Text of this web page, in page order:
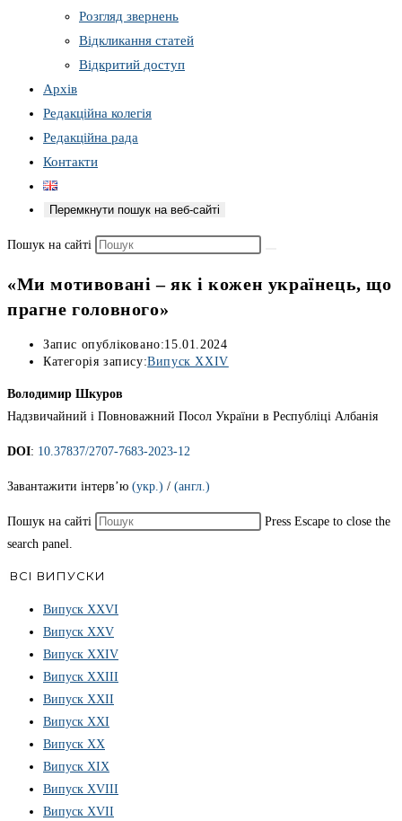
Розгляд звернень
Відкликання статей
Відкритий доступ
Архів
Редакційна колегія
Редакційна рада
Контакти
Перемкнути пошук на веб-сайті
Пошук на сайті
«Ми мотивовані – як і кожен українець, що
прагне головного»
Запис опубліковано:15.01.2024
Категорія запису:Випуск XXIV
Володимир Шкуров
Надзвичайний і Повноважний Посол України в Республіці Албанія
DOI: 10.37837/2707-7683-2023-12
Завантажити інтерв’ю (укр.) / (англ.)
Пошук на сайті
Press Escape to close the
search panel.
ВСІ ВИПУСКИ
Випуск ХХVІ
Випуск XXV
Випуск XXIV
Випуск XXIII
Випуск XXII
Випуск XXI
Випуск XX
Випуск XIX
Випуск XVIII
Випуск XVII